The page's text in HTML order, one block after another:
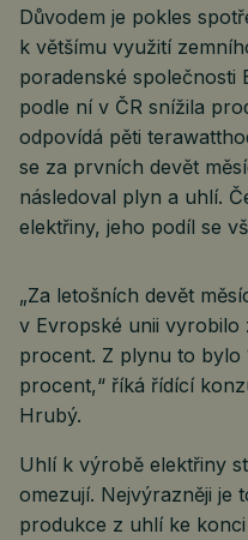
Důvodem je pokles
k většímu využití
poradenské společnosti
podle ní v ČR snížila
odpovídá pěti
se za prvních devět
následoval plyn a uhlí.
elektřiny, jeho podíl se
„Za letošních devět
v Evropské unii vyrobilo
procent. Z plynu to bylo
procent,“ říká řídící
Hrubý.
Uhlí k výrobě elektřiny
omezují. Nejvýrazněji je
produkce z uhlí ke